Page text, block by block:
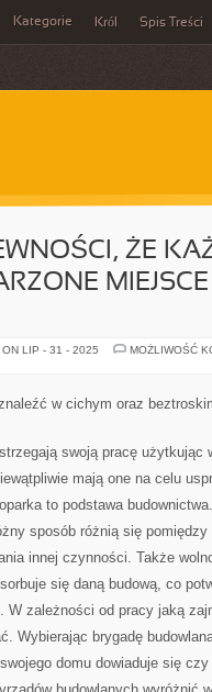
Kategorie Król Spis Treści
ŻE
MIEJSCE
LIP - 31 - 2025
MOŻLIWOŚĆ
w cichym oraz
swoją pracę użytkując
mają one na celu
to podstawa
sposób różnią się
innej czynności. Także
się daną budową, co
W zależności od pracy jaką
Wybierając brygadę
domu dowiaduje się